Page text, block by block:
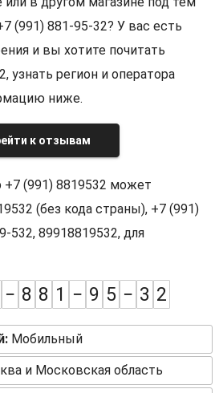
(991) 881-95-32? У вас есть
и вы хотите почитать
узнать регион и оператора
ниже.
к отзывам
(991) 8819532 может
(без кода страны), +7 (991)
532, 89918819532, для
− 8 8 1 − 9 5 − 3 2
Мобильный
и Московская область